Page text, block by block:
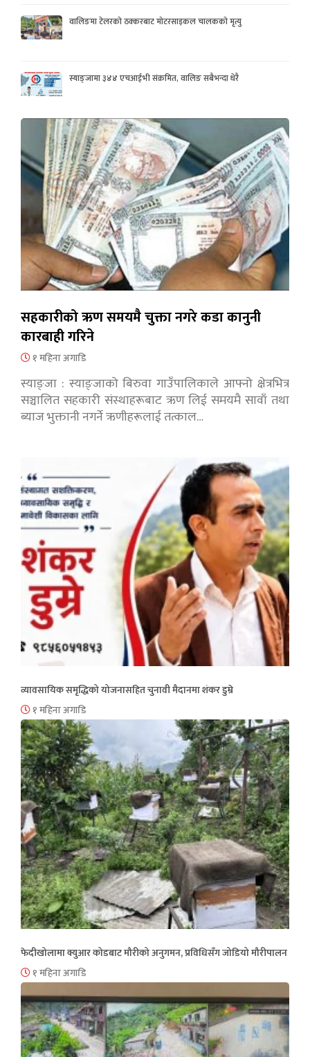
वालिङमा टेलरको ठक्करबाट मोटरसाइकल चालकको मृत्यु
स्याङ्जामा ३४४ एचआईभी संक्रमित, वालिङ सबैभन्दा धेरै
सहकारीको ऋण समयमै चुक्ता नगरे कडा कानुनी
कारबाही गरिने
१ महिना अगाडि
स्याङ्जा : स्याङ्जाको बिरुवा गाउँपालिकाले आफ्नो क्षेत्रभित्र
सञ्चालित सहकारी संस्थाहरूबाट ऋण लिई समयमै सावाँ तथा
ब्याज भुक्तानी नगर्ने ऋणीहरूलाई तत्काल…
व्यावसायिक समृद्धिको योजनासहित चुनावी मैदानमा शंकर डुम्रे
१ महिना अगाडि
फेदीखोलामा क्युआर कोडबाट मौरीको अनुगमन, प्रविधिसँग जोडियो मौरीपालन
१ महिना अगाडि